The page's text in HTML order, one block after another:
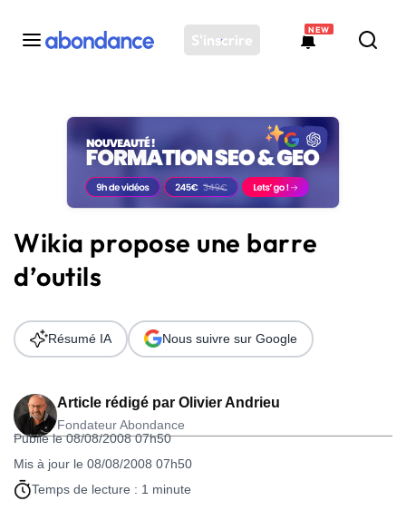
S'inscrire
NEW
Toutes les actus
Actus SEO
Plateforme
Solutions
Ressources
Audit SEO
Wikia propose une barre
d’outils
Article rédigé par Olivier Andrieu
Fondateur Abondance
Publié le 08/08/2008 07h50
Mis à jour le 08/08/2008 07h50
Temps de lecture : 1 minute
Résumé IA Nous suivre sur Google